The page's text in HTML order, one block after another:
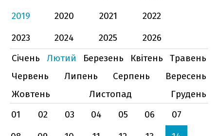
2019
2020 2021
2022
2023
2024 2025
2026
Січень
Лютий Березень Квітень
Травень
Червень
Липень Серпень
Вересень
Жовтень
Листопад
Грудень
01
02 03 04 05 06
07